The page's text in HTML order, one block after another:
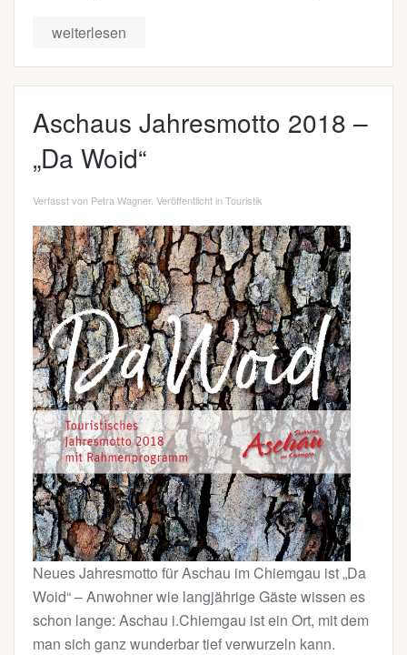
weiterlesen
Aschaus Jahresmotto 2018 –
„Da Woid“
Verfasst von Petra Wagner. Veröffentlicht inTouristik
Neues Jahresmotto für Aschau im Chiemgau ist „Da
Woid“ – Anwohner wie langjährige Gäste wissen es
schon lange: Aschau i.Chiemgau ist ein Ort, mit dem
man sich ganz wunderbar tief verwurzeln kann.